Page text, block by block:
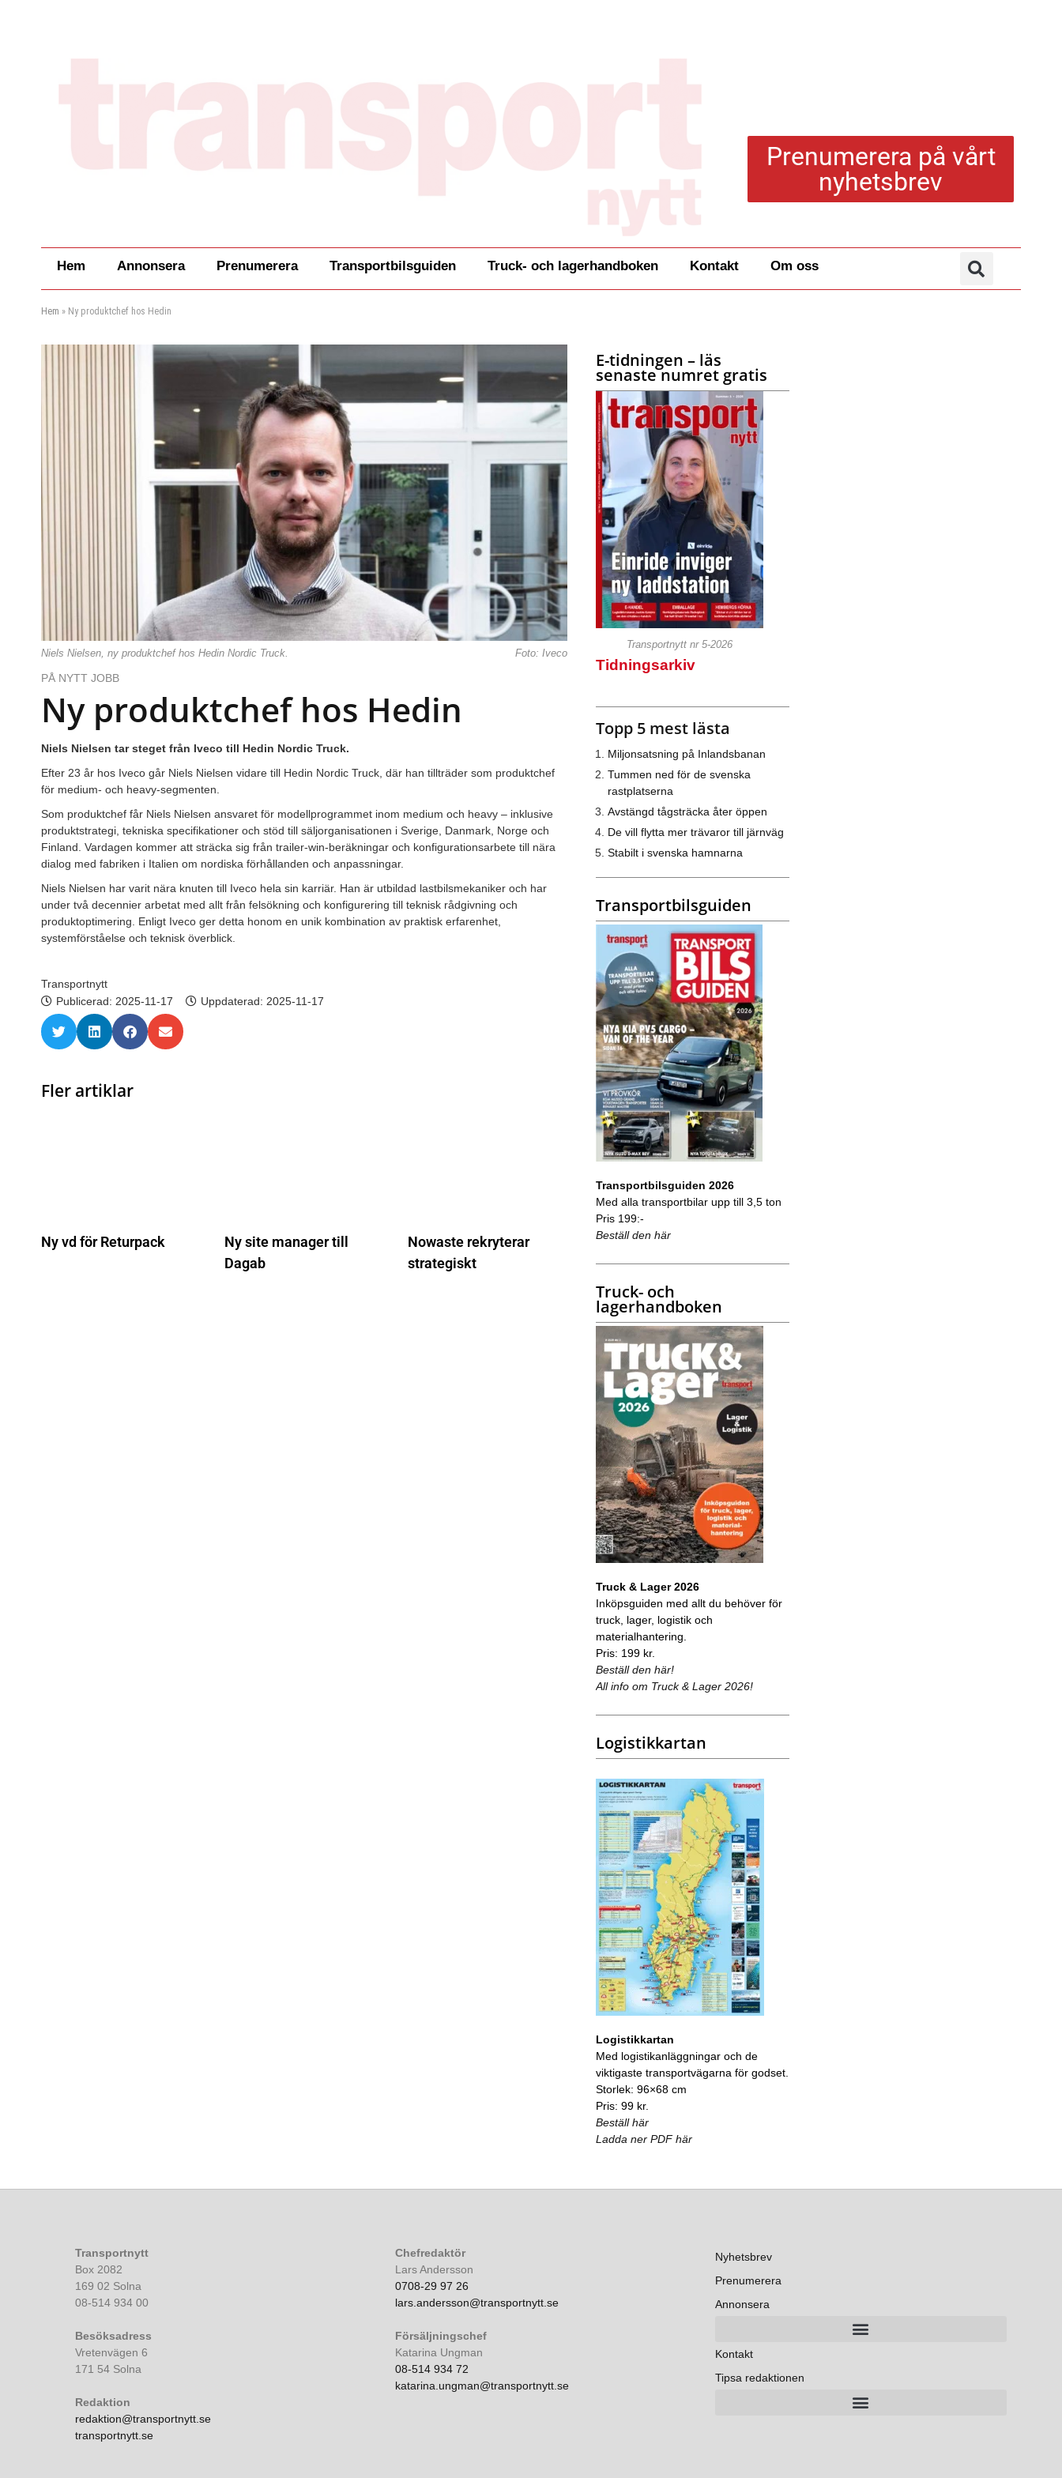
Prenumerera på vårt
nyhetsbrev
Hem Annonsera Prenumerera Transportbilsguiden Truck- och lagerhandboken Kontakt Om oss
Hem » Ny produktchef hos Hedin
Niels Nielsen, ny produktchef hos Hedin Nordic Truck. Foto: Iveco
PÅ NYTT JOBB
Ny produktchef hos Hedin
Niels Nielsen tar steget från Iveco till Hedin Nordic Truck.
Efter 23 år hos Iveco går Niels Nielsen vidare till Hedin Nordic Truck, där han tillträder som produktchef
för medium- och heavy-segmenten.
Som produktchef får Niels Nielsen ansvaret för modellprogrammet inom medium och heavy – inklusive
produktstrategi, tekniska specifikationer och stöd till säljorganisationen i Sverige, Danmark, Norge och
Finland. Vardagen kommer att sträcka sig från trailer-win-beräkningar och konfigurationsarbete till nära
dialog med fabriken i Italien om nordiska förhållanden och anpassningar.
Niels Nielsen har varit nära knuten till Iveco hela sin karriär. Han är utbildad lastbilsmekaniker och har
under två decennier arbetat med allt från felsökning och konfigurering till teknisk rådgivning och
produktoptimering. Enligt Iveco ger detta honom en unik kombination av praktisk erfarenhet,
systemförståelse och teknisk överblick.
Transportnytt
Publicerad: 2025-11-17 Uppdaterad: 2025-11-17
Fler artiklar
Ny vd för Returpack
Ny site manager till
Dagab
Nowaste rekryterar
strategiskt
E-tidningen – läs
senaste numret gratis
Transportnytt nr 5-2026
Tidningsarkiv
Topp 5 mest lästa
Miljonsatsning på Inlandsbanan
Tummen ned för de svenska
rastplatserna
Avstängd tågsträcka åter öppen
De vill flytta mer trävaror till järnväg
Stabilt i svenska hamnarna
Transportbilsguiden
Transportbilsguiden 2026
Med alla transportbilar upp till 3,5 ton
Pris 199:-
Beställ den här
Truck- och
lagerhandboken
Truck & Lager 2026
Inköpsguiden med allt du behöver för
truck, lager, logistik och
materialhantering.
Pris: 199 kr.
Beställ den här!
All info om Truck & Lager 2026!
Logistikkartan
Logistikkartan
Med logistikanläggningar och de
viktigaste transportvägarna för godset.
Storlek: 96×68 cm
Pris: 99 kr.
Beställ här
Ladda ner PDF här
Transportnytt
Box 2082
169 02 Solna
08-514 934 00
Besöksadress
Vretenvägen 6
171 54 Solna
Redaktion
redaktion@transportnytt.se
transportnytt.se
Chefredaktör
Lars Andersson
0708-29 97 26
lars.andersson@transportnytt.se
Försäljningschef
Katarina Ungman
08-514 934 72
katarina.ungman@transportnytt.se
Nyhetsbrev
Prenumerera
Annonsera
Kontakt
Tipsa redaktionen